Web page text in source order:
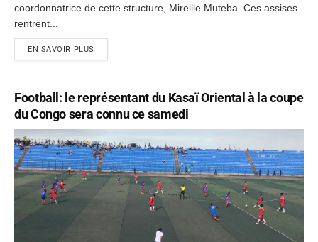
coordonnatrice de cette structure, Mireille Muteba. Ces assises
rentrent...
EN SAVOIR PLUS
Football: le représentant du Kasaï Oriental à la coupe
du Congo sera connu ce samedi